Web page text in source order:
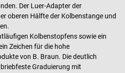
Der Luer-Adapter der
oberen Hälfte der Kolbenstange und
Kolbenstopfens sowie ein
Zeichen für die hohe
von B. Braun. Die deutlich
Graduierung mit